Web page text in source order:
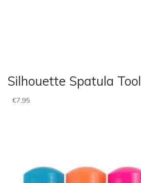
Silhouette Spatula Tool
€7,95